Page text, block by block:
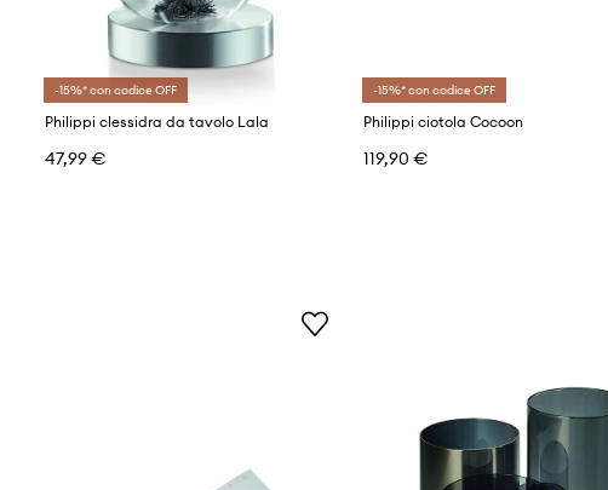
-15%* con codice OFF
Philippi clessidra da tavolo Lala
47,99 €
-15%* con codice OFF
Philippi ciotola Cocoon
119,90 €